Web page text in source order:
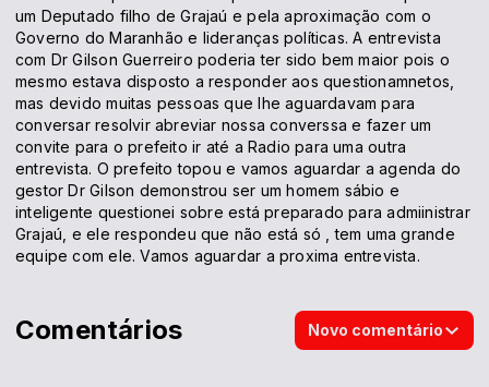
um Deputado filho de Grajaú e pela aproximação com o
Governo do Maranhão e lideranças políticas. A entrevista
com Dr Gilson Guerreiro poderia ter sido bem maior pois o
mesmo estava disposto a responder aos questionamnetos,
mas devido muitas pessoas que lhe aguardavam para
conversar resolvir abreviar nossa converssa e fazer um
convite para o prefeito ir até a Radio para uma outra
entrevista. O prefeito topou e vamos aguardar a agenda do
gestor Dr Gilson demonstrou ser um homem sábio e
inteligente questionei sobre está preparado para admiinistrar
Grajaú, e ele respondeu que não está só , tem uma grande
equipe com ele. Vamos aguardar a proxima entrevista.
Comentários Novo comentário